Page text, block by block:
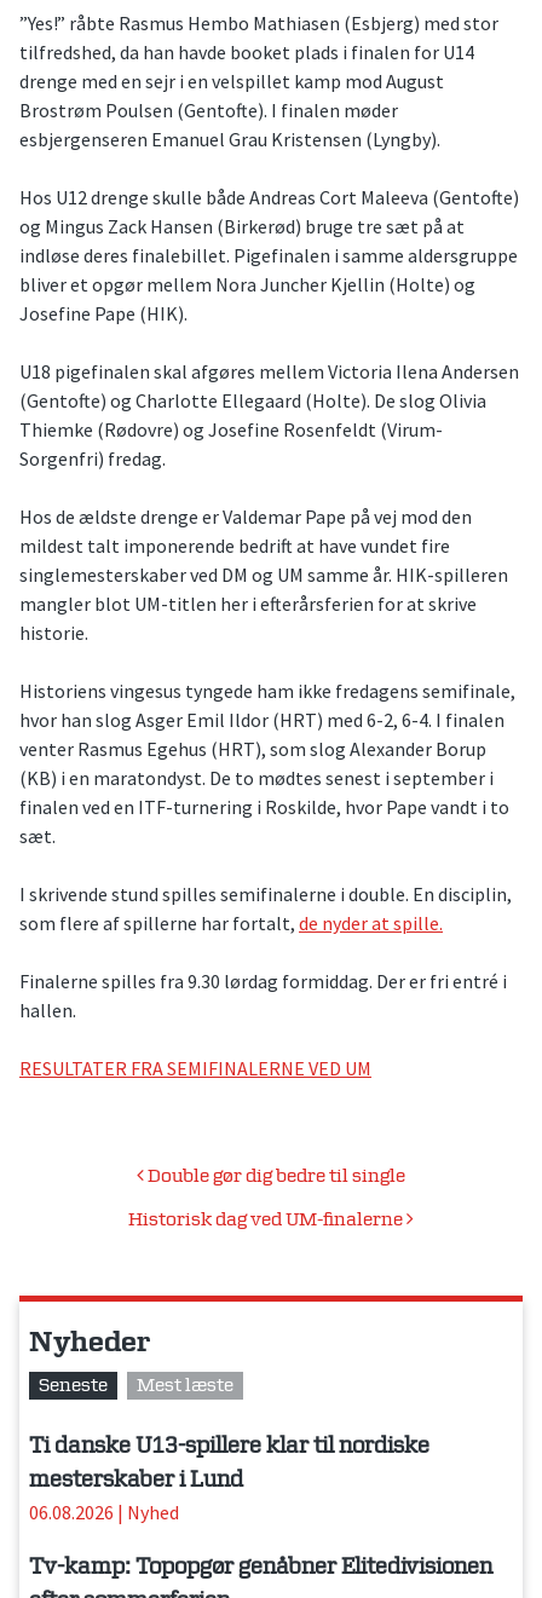
”Yes!” råbte Rasmus Hembo Mathiasen (Esbjerg) med stor
tilfredshed, da han havde booket plads i finalen for U14
drenge med en sejr i en velspillet kamp mod August
Brostrøm Poulsen (Gentofte). I finalen møder
esbjergenseren Emanuel Grau Kristensen (Lyngby).
Hos U12 drenge skulle både Andreas Cort Maleeva (Gentofte)
og Mingus Zack Hansen (Birkerød) bruge tre sæt på at
indløse deres finalebillet. Pigefinalen i samme aldersgruppe
bliver et opgør mellem Nora Juncher Kjellin (Holte) og
Josefine Pape (HIK).
U18 pigefinalen skal afgøres mellem Victoria Ilena Andersen
(Gentofte) og Charlotte Ellegaard (Holte). De slog Olivia
Thiemke (Rødovre) og Josefine Rosenfeldt (Virum-
Sorgenfri) fredag.
Hos de ældste drenge er Valdemar Pape på vej mod den
mildest talt imponerende bedrift at have vundet fire
singlemesterskaber ved DM og UM samme år. HIK-spilleren
mangler blot UM-titlen her i efterårsferien for at skrive
historie.
Historiens vingesus tyngede ham ikke fredagens semifinale,
hvor han slog Asger Emil Ildor (HRT) med 6-2, 6-4. I finalen
venter Rasmus Egehus (HRT), som slog Alexander Borup
(KB) i en maratondyst. De to mødtes senest i september i
finalen ved en ITF-turnering i Roskilde, hvor Pape vandt i to
sæt.
I skrivende stund spilles semifinalerne i double. En disciplin,
som flere af spillerne har fortalt, de nyder at spille.
Finalerne spilles fra 9.30 lørdag formiddag. Der er fri entré i
hallen.
RESULTATER FRA SEMIFINALERNE VED UM
Indlægsnavigation
Double gør dig bedre til single
Historisk dag ved UM-finalerne
Nyheder
Seneste Mest læste
Ti danske U13-spillere klar til nordiske
mesterskaber i Lund
06.08.2026 | Nyhed
Tv-kamp: Topopgør genåbner Elitedivisionen